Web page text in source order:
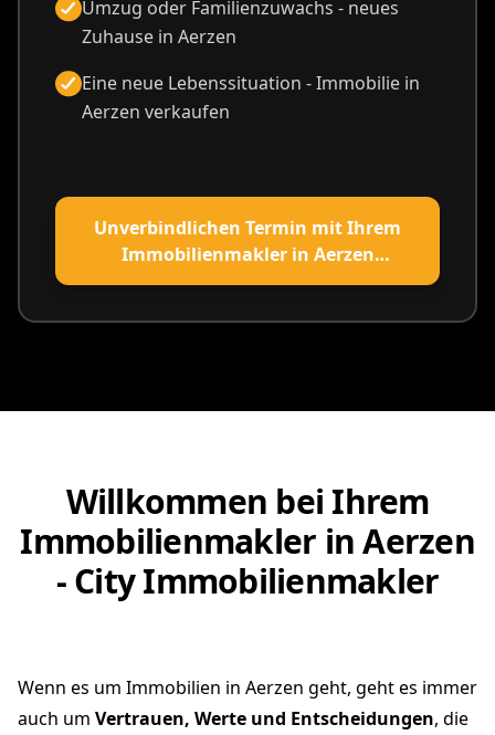
Umzug oder Familienzuwachs - neues
Zuhause in Aerzen
Eine neue Lebenssituation - Immobilie in
Aerzen verkaufen
Unverbindlichen Termin mit Ihrem
Immobilienmakler in Aerzen
vereinbaren
Willkommen bei Ihrem
Immobilienmakler in Aerzen
- City Immobilienmakler
Wenn es um Immobilien in Aerzen geht, geht es immer
auch um Vertrauen, Werte und Entscheidungen, die